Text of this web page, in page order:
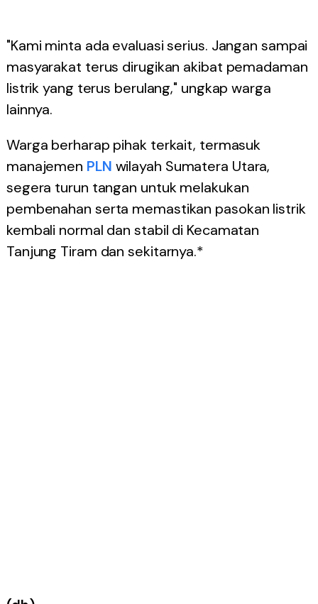
"Kami minta ada evaluasi serius. Jangan sampai
masyarakat terus dirugikan akibat pemadaman
listrik yang terus berulang," ungkap warga
lainnya.
Warga berharap pihak terkait, termasuk
manajemen PLN wilayah Sumatera Utara,
segera turun tangan untuk melakukan
pembenahan serta memastikan pasokan listrik
kembali normal dan stabil di Kecamatan
Tanjung Tiram dan sekitarnya.*